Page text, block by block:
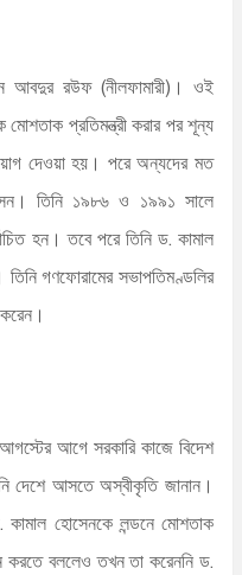
আবদুর রউফ (নীলফামারী)। ওই
প্রতিমন্ত্রী করার পর শূন্য
দেওয়া হয়। পরে অন্যদের মত
তিনি ১৯৮৬ ও ১৯৯১ সালে
হন। তবে পরে তিনি ড. কামাল
গণফোরামের সভাপতিমণ্ডলির
আগস্টের আগে সরকারি কাজে বিদেশ
দেশে আসতে অস্বীকৃতি জানান।
হোসেনকে লন্ডনে মোশতাক
করতে বললেও তখন তা করেননি ড.